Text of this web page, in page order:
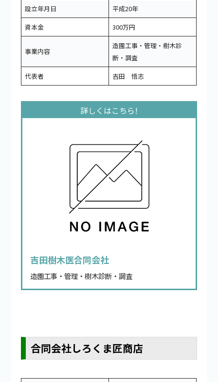
設立年月日
平成20年
資本金
300万円
事業内容
造園工事・管理・樹木診
断・調査
代表者
吉田 悟志
吉田樹木医合同会社
造園工事・管理・樹木診断・調査
合同会社しろくま匠商店